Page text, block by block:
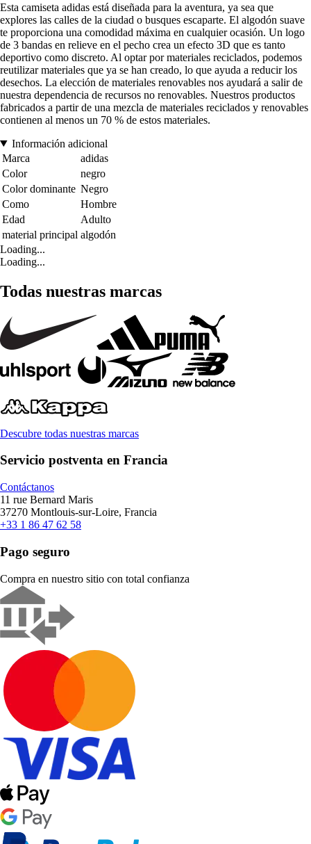
Esta camiseta adidas está diseñada para la aventura, ya sea que
explores las calles de la ciudad o busques escaparte. El algodón suave
te proporciona una comodidad máxima en cualquier ocasión. Un logo
de 3 bandas en relieve en el pecho crea un efecto 3D que es tanto
deportivo como discreto. Al optar por materiales reciclados, podemos
reutilizar materiales que ya se han creado, lo que ayuda a reducir los
desechos. La elección de materiales renovables nos ayudará a salir de
nuestra dependencia de recursos no renovables. Nuestros productos
fabricados a partir de una mezcla de materiales reciclados y renovables
contienen al menos un 70 % de estos materiales.
Información adicional
Marca
adidas
Color
negro
Color dominante Negro
Como
Hombre
Edad
Adulto
material principal algodón
Loading...
Loading...
Todas nuestras marcas
Descubre todas nuestras marcas
Servicio postventa en Francia
Contáctanos
11 rue Bernard Maris
37270 Montlouis-sur-Loire, Francia
+33 1 86 47 62 58
Pago seguro
Compra en nuestro sitio con total confianza